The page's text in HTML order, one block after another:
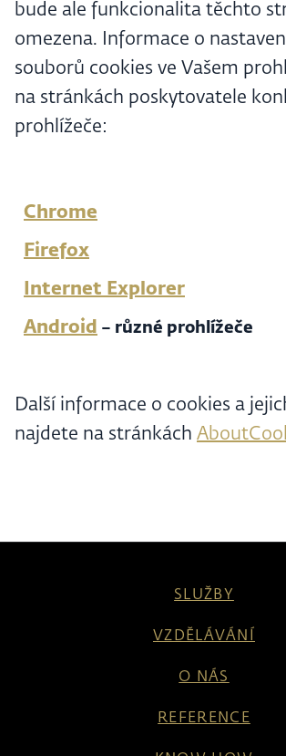
bude ale funkcionalita těchto
omezena. Informace o
souborů cookies ve Vašem
na stránkách poskytovatele
prohlížeče:
Chrome
Firefox
Internet Explorer
Android – různé prohlížeče
Další informace o cookies a
najdete na stránkách
SLUŽBY
VZDĚLÁVÁNÍ
O NÁS
REFERENCE